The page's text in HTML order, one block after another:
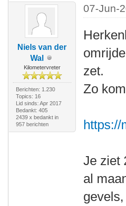
Niels van der
Wal
Kilometervreter
Berichten: 1.230
Topics: 16
Lid sinds: Apr 2017
Bedankt: 405
2439 x bedankt in
957 berichten
07-Jun-
zet.
Zo
https://
Je ziet
al